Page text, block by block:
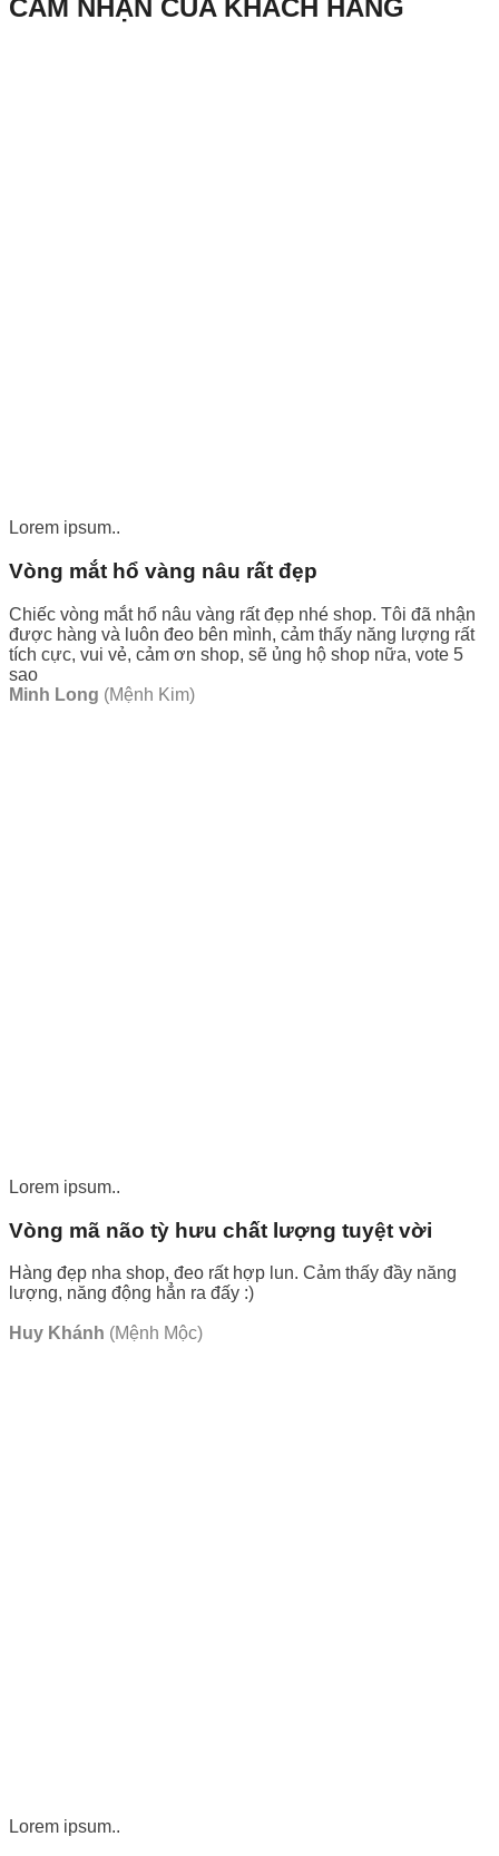
CẢM NHẬN CỦA KHÁCH HÀNG
Lorem ipsum..
Vòng mắt hổ vàng nâu rất đẹp
Chiếc vòng mắt hổ nâu vàng rất đẹp nhé shop. Tôi đã nhận
được hàng và luôn đeo bên mình, cảm thấy năng lượng rất
tích cực, vui vẻ, cảm ơn shop, sẽ ủng hộ shop nữa, vote 5
sao
Minh Long (Mệnh Kim)
Lorem ipsum..
Vòng mã não tỳ hưu chất lượng tuyệt vời
Hàng đẹp nha shop, đeo rất hợp lun. Cảm thấy đầy năng
lượng, năng động hẳn ra đấy :)
Huy Khánh (Mệnh Mộc)
Lorem ipsum..